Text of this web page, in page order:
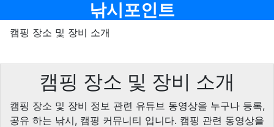
낚시포인트
캠핑 장소 및 장비 소개
캠핑 장소 및 장비 소개
캠핑 장소 및 장비 정보 관련 유튜브 동영상을 누구나 등록,
공유 하는 낚시, 캠핑 커뮤니티 입니다. 캠핑 관련 동영상을